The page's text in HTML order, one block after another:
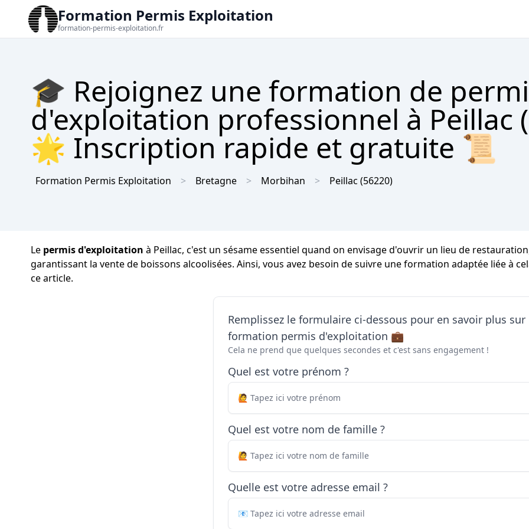
Formation Permis Exploitation
formation-permis-exploitation.fr
🎓 Rejoignez une formation de
d'exploitation professionnel à Peillac
🌟 Inscription rapide et gratuite 📜
Formation Permis Exploitation Bretagne Morbihan Peillac (56220)
Le permis d'exploitation à Peillac, c'est un sésame essentiel quand on envisage d'ouvrir un lieu de
garantissant la vente de boissons alcoolisées. Ainsi, vous avez besoin de suivre une formation adaptée liée à
ce article.
Remplissez le formulaire ci-dessous pour en savoir plus sur
formation permis d'exploitation 💼
Cela ne prend que quelques secondes et c'est sans engagement !
Quel est votre prénom ?
Quel est votre nom de famille ?
Quelle est votre adresse email ?